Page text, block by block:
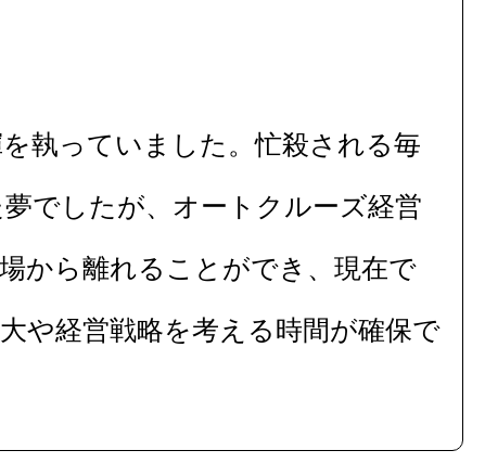
執っていました。忙殺される毎
でしたが、オートクルーズ経営
から離れることができ、現在で
や経営戦略を考える時間が確保で